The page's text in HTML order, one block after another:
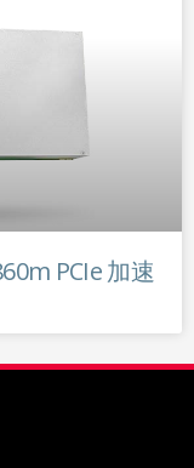
PCIe 加速